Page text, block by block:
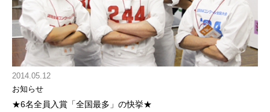
2014.05.12
お知らせ
★6名全員入賞「全国最多」の快挙★